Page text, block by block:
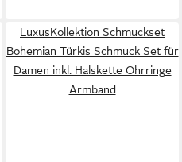
LuxusKollektion Schmuckset
Bohemian Türkis Schmuck Set für
Damen inkl. Halskette Ohrringe
Armband